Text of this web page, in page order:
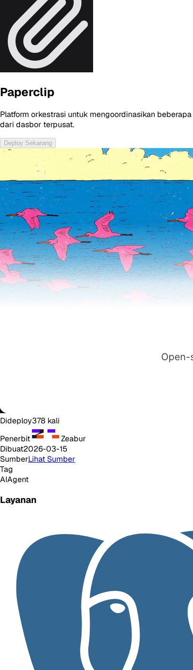
Paperclip
Platform orkestrasi untuk mengoordinasikan
dari dasbor terpusat.
Deploy Sekarang
Dideploy378 kali
Penerbit
Zeabur
Dibuat2026-03-15
SumberLihat Sumber
Tag
AIAgent
Layanan